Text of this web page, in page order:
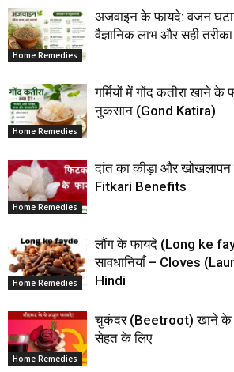
Home Remedies
अजवाइन के फायदे: वजन
वैज्ञानिक लाभ और सही तरीका
Home Remedies
गर्मियों में गोंद कतीरा खाने
नुकसान (Gond Katira)
Home Remedies
दांत का कीड़ा और
Fitkari Benefits
Home Remedies
लौंग के फायदे (Long ke
सावधानियाँ – Cloves
Hindi
Home Remedies
चुकंदर (Beetroot) खाने के
सेहत के लिए